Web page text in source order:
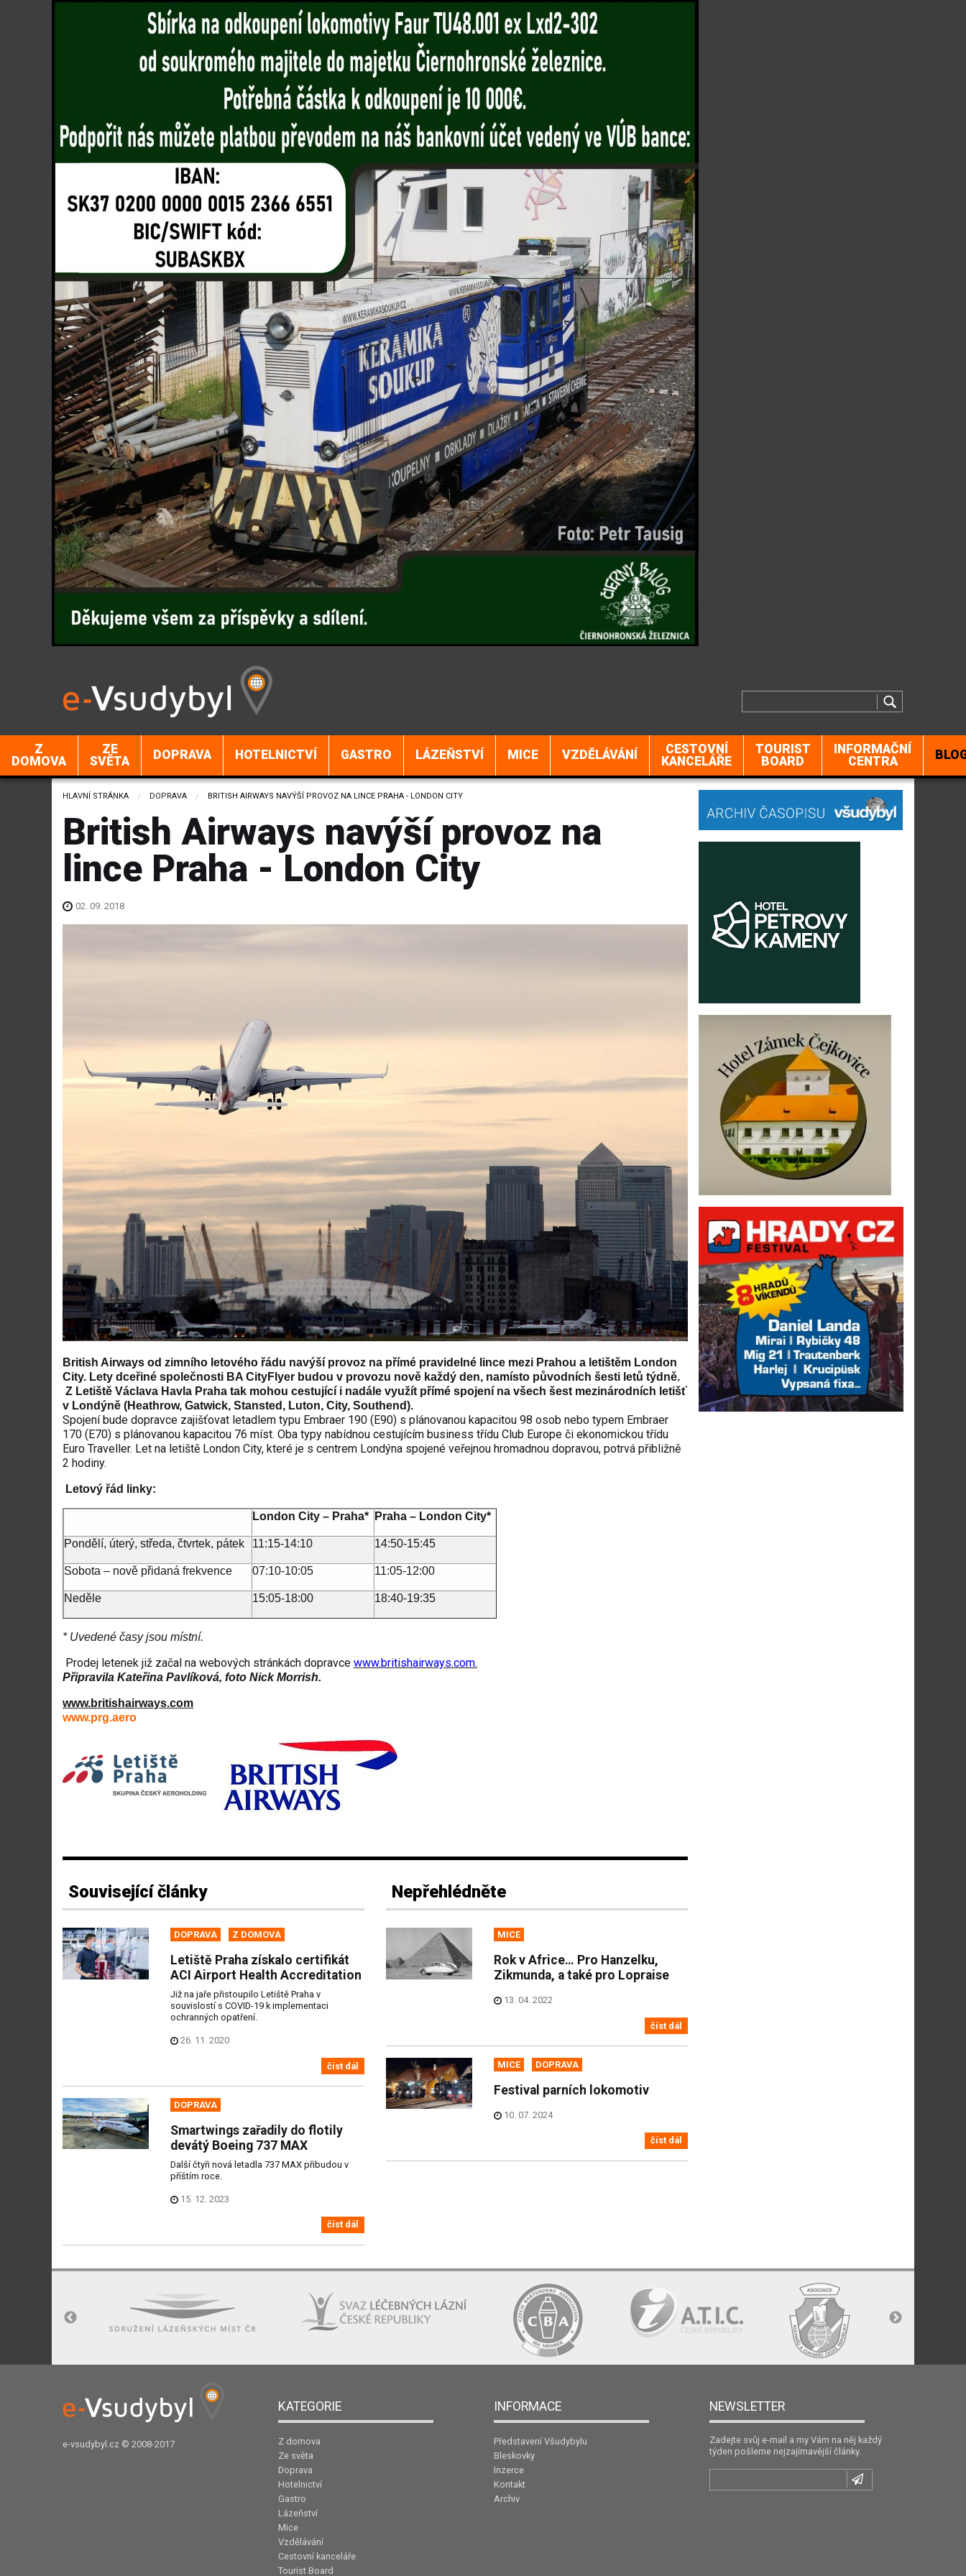
Z
DOMOVA
ZE
SVĚTA
DOPRAVA HOTELNICTVÍ GASTRO LÁZEŇSTVÍ MICE VZDĚLÁVÁNÍ
CESTOVNÍ
KANCELÁŘE
TOURIST
BOARD
INFORMAČNÍ
CENTRA
HLAVNÍ STRÁNKA DOPRAVA CURRENT:
BRITISH AIRWAYS NAVÝŠÍ PROVOZ NA LINCE PRAHA - LONDON CITY
British Airways navýší provoz na
lince Praha - London City
02. 09. 2018
British Airways od zimního letového řádu navýší provoz na přímé pravidelné lince mezi Prahou a letištěm London
City. Lety dceřiné společnosti BA CityFlyer budou v provozu nově každý den, namísto původních šesti letů týdně.
Z Letiště Václava Havla Praha tak mohou cestující i nadále využít přímé spojení na všech šest mezinárodních letišť
v Londýně (Heathrow, Gatwick, Stansted, Luton, City, Southend).
Spojení bude dopravce zajišťovat letadlem typu Embraer 190 (E90) s plánovanou kapacitou 98 osob nebo typem Embraer
170 (E70) s plánovanou kapacitou 76 míst. Oba typy nabídnou cestujícím business třídu Club Europe či ekonomickou třídu
Euro Traveller. Let na letiště London City, které je s centrem Londýna spojené veřejnou hromadnou dopravou, potrvá přibližně
2 hodiny.
Letový řád linky:
London City – Praha* Praha – London City*
Pondělí, úterý, středa, čtvrtek, pátek 11:15-14:10 14:50-15:45
Sobota – nově přidaná frekvence 07:10-10:05 11:05-12:00
Neděle 15:05-18:00 18:40-19:35
* Uvedené časy jsou místní.
Prodej letenek již začal na webových stránkách dopravce www.britishairways.com.
Připravila Kateřina Pavlíková, foto Nick Morrish.
www.britishairways.com
www.prg.aero
Související články
DOPRAVA Z DOMOVA
Letiště Praha získalo certifikát
ACI Airport Health Accreditation
Již na jaře přistoupilo Letiště Praha v
souvislostí s COVID-19 k implementaci
ochranných opatření.
26. 11. 2020
číst dál
DOPRAVA
Smartwings zařadily do flotily
devátý Boeing 737 MAX
Další čtyři nová letadla 737 MAX přibudou v
příštím roce.
15. 12. 2023
číst dál
Nepřehlédněte
MICE
Rok v Africe… Pro Hanzelku,
Zikmunda, a také pro Lopraise
13. 04. 2022
číst dál
MICE DOPRAVA
Festival parních lokomotiv
10. 07. 2024
číst dál
e-vsudybyl.cz © 2008-2017
KATEGORIE
Z domova
Ze světa
Doprava
Hotelnictví
Gastro
Lázeňství
Mice
Vzdělávání
Cestovní kanceláře
Tourist Board
INFORMACE
Představení Všudybylu
Bleskovky
Inzerce
Kontakt
Archiv
NEWSLETTER
Zadejte svůj e-mail a my Vám na něj každý
týden pošleme nejzajímavější články.